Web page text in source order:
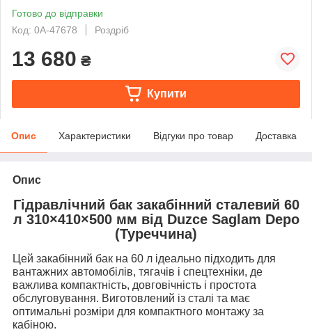
Готово до відправки
Код: 0А-47678
Роздріб
13 680 ₴
Купити
Опис Характеристики Відгуки про товар Доставка
Опис
Гідравлічний бак закабінний сталевий 60
л 310×410×500 мм від Duzce Saglam Depo
(Туреччина)
Цей закабінний бак на 60 л ідеально підходить для
вантажних автомобілів, тягачів і спецтехніки, де
важлива компактність, довговічність і простота
обслуговування. Виготовлений із сталі та має
оптимальні розміри для компактного монтажу за
кабіною.